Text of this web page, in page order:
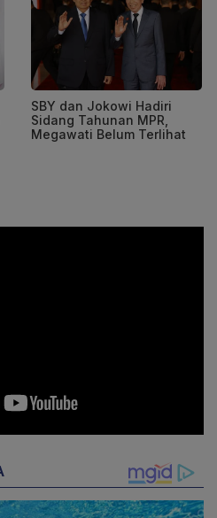
SBY dan Jokowi Hadiri
Sidang Tahunan MPR,
Megawati Belum Terlihat